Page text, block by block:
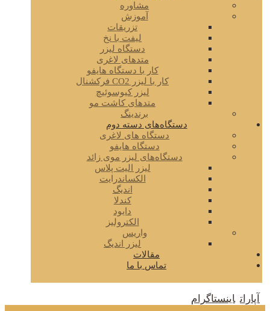
مشاوره
آموزش
تزریقات
لیفت با نخ
دستگاه لیزر
متدهای لاغری
کار با دستگاه هایفو
کار با لیزر CO2 فرکشنال
لیزر کیوسوئیچ
متدهای کاشت مو
برندینگ
دستگاه‌های دسته دوم
دستگاه های لاغری
دستگاه هایفو
دستگاه‌های لیزر موی زائد
لیزر الیت پلاس
الکساندرایت
اندیگ
کندلا
دایود
الکترولیز
واریس
لیزر اندیگ
مقالات
تماس با ما
آپارات اینستاگرام